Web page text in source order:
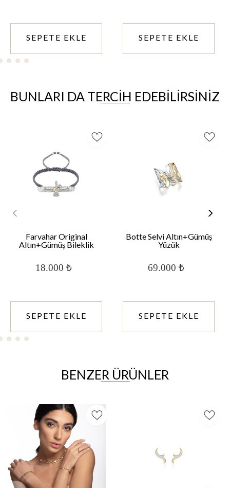
SEPETE EKLE SEPETE EKLE
BUNLARI DA TERCİH EDEBİLİRSİNİZ
Farvahar Original
Altın+Gümüş Bileklik
18.000 ₺
SEPETE EKLE
Botte Selvi Altın+Gümüş
Yüzük
69.000 ₺
SEPETE EKLE
BENZER ÜRÜNLER